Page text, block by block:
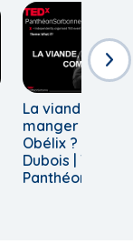
La viande, faut-
manger comme
Obélix ? |
Dubois | TEDx
Panthéon-